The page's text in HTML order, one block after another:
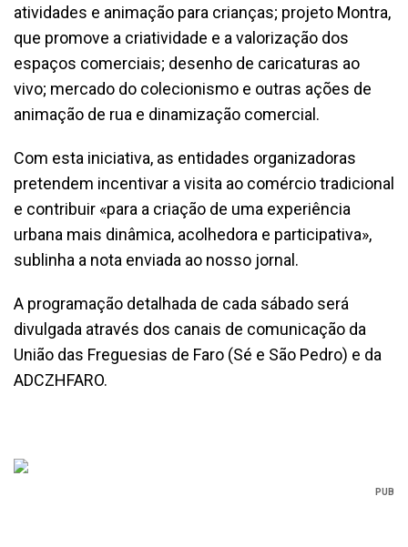
atividades e animação para crianças; projeto Montra,
que promove a criatividade e a valorização dos
espaços comerciais; desenho de caricaturas ao
vivo; mercado do colecionismo e outras ações de
animação de rua e dinamização comercial.
Com esta iniciativa, as entidades organizadoras
pretendem incentivar a visita ao comércio tradicional
e contribuir «para a criação de uma experiência
urbana mais dinâmica, acolhedora e participativa»,
sublinha a nota enviada ao nosso jornal.
A programação detalhada de cada sábado será
divulgada através dos canais de comunicação da
União das Freguesias de Faro (Sé e São Pedro) e da
ADCZHFARO.
PUB